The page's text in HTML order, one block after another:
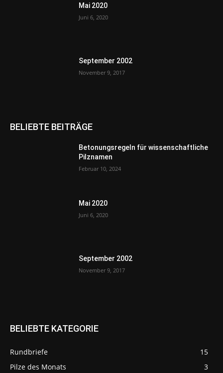
Mai 2020
Juni 6, 2020
September 2002
November 9, 2017
BELIEBTE BEITRÄGE
Betonungsregeln für wissenschaftliche
Pilznamen
Februar 10, 2024
Mai 2020
Juni 6, 2020
September 2002
November 9, 2017
BELIEBTE KATEGORIE
Rundbriefe
15
Pilze des Monats
3